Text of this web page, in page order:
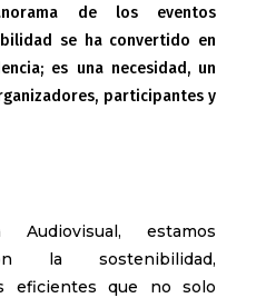
de los eventos
se ha convertido en
es una necesidad, un
participantes y
estamos
la sostenibilidad,
eficientes que no solo